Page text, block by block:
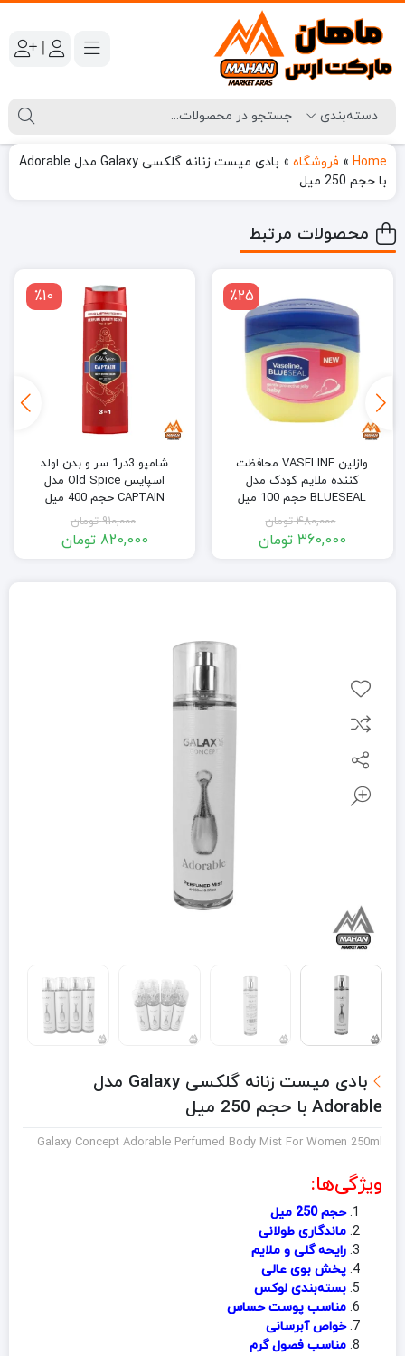
|
Home
» فروشگاه »
بادی میست زنانه گلکسی Galaxy مدل Adorable
با حجم 250 میل
محصولات مرتبط
٪25
وازلین VASELINE محافظت
کننده ملایم کودک مدل
BLUESEAL حجم 100 میل
480,000 تومان
360,000 تومان
٪10
شامپو 3در1 سر و بدن اولد
اسپایس Old Spice مدل
CAPTAIN حجم 400 میل
910,000 تومان
820,000 تومان
بادی میست زنانه گلکسی Galaxy مدل
Adorable با حجم 250 میل
Galaxy Concept Adorable Perfumed Body Mist For Women 250ml
ویژگی‌ها:
حجم 250 میل
ماندگاری طولانی
رایحه گلی و ملایم
پخش بوی عالی
بسته‌بندی لوکس
مناسب پوست حساس
خواص آبرسانی
مناسب فصول گرم